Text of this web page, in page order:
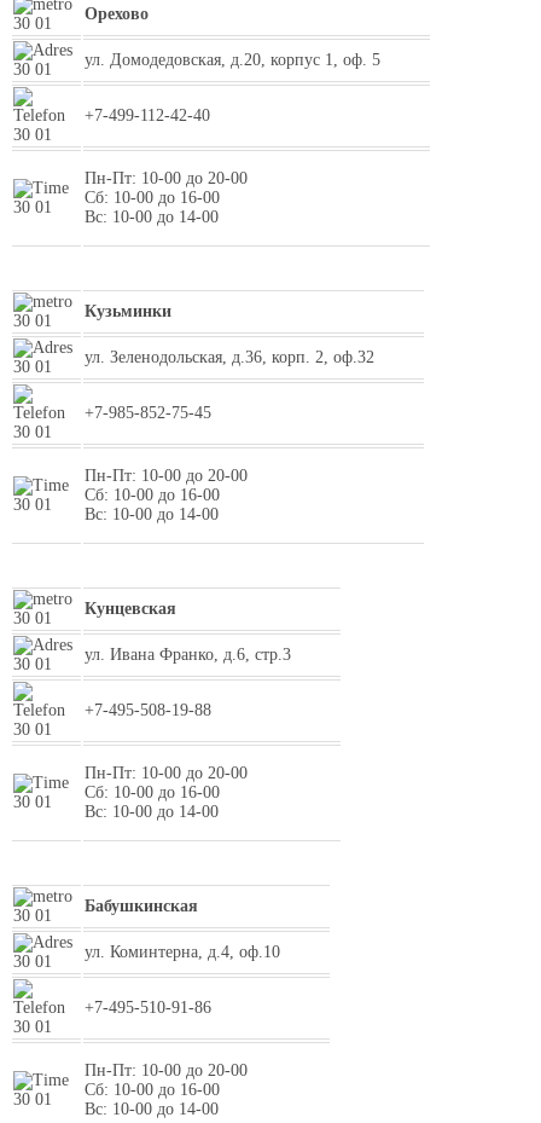
Орехово
ул. Домодедовская, д.20, корпус 1, оф. 5
+7-499-112-42-40
Пн-Пт: 10-00 до 20-00
Сб: 10-00 до 16-00
Вс: 10-00 до 14-00
Кузьминки
ул. Зеленодольская, д.36, корп. 2, оф.32
+7-985-852-75-45
Пн-Пт: 10-00 до 20-00
Сб: 10-00 до 16-00
Вс: 10-00 до 14-00
Кунцевская
ул. Ивана Франко, д.6, стр.3
+7-495-508-19-88
Пн-Пт: 10-00 до 20-00
Сб: 10-00 до 16-00
Вс: 10-00 до 14-00
Бабушкинская
ул. Коминтерна, д.4, оф.10
+7-495-510-91-86
Пн-Пт: 10-00 до 20-00
Сб: 10-00 до 16-00
Вс: 10-00 до 14-00